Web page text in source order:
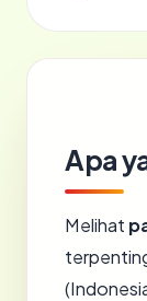
Apa
Melihat